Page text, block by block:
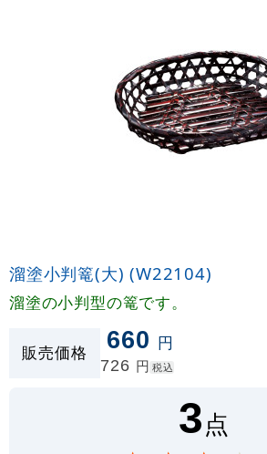
溜塗小判篭(大) (W22104)
溜塗の小判型の篭です。
販売価格 660 円
726 円 税込
3点